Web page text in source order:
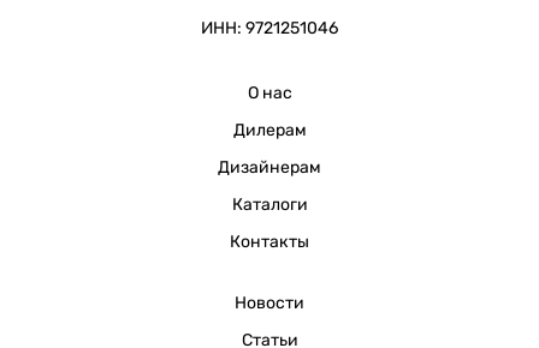
ИНН: 9721251046
О нас
Дилерам
Дизайнерам
Каталоги
Контакты
Новости
Статьи